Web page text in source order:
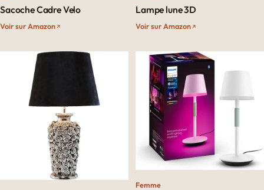
Sacoche Cadre Velo
Voir sur Amazon
Lampe lune 3D
Voir sur Amazon
Femme